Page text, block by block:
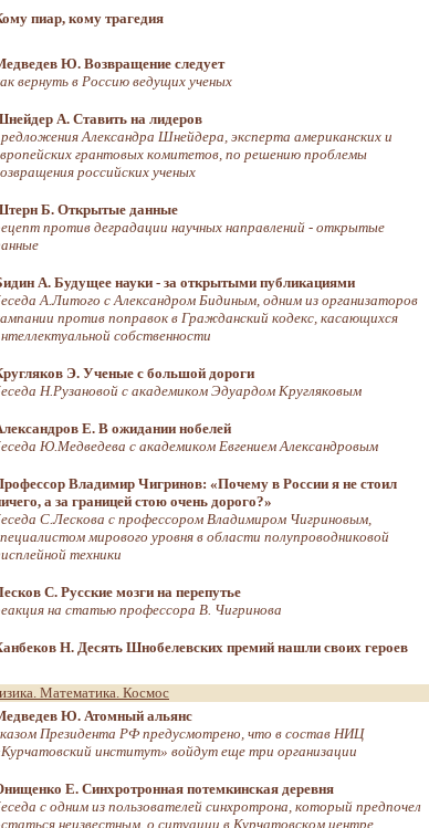
пиар, кому трагедия
Ю. Возвращение следует
вернуть в Россию ведущих ученых
А. Ставить на лидеров
Александра Шнейдера, эксперта американских и
грантовых комитетов, по решению проблемы
российских ученых
Б. Открытые данные
против деградации научных направлений - открытые
А. Будущее науки - за открытыми публикациями
А.Литого с Александром Бидиным, одним из организаторов
против поправок в Гражданский кодекс, касающихся
собственности
Э. Ученые с большой дороги
Н.Рузановой с академиком Эдуардом Кругляковым
Е. В ожидании нобелей
Ю.Медведева с академиком Евгением Александровым
Владимир Чигринов: «Почему в России я не стоил
а за границей стою очень дорого?»
С.Лескова с профессором Владимиром Чигриновым,
мирового уровня в области полупроводниковой
техники
С. Русские мозги на перепутье
на статью профессора В. Чигринова
Н. Десять Шнобелевских премий нашли своих героев
Математика. Космос
Ю. Атомный альянс
Президента РФ предусмотрено, что в состав НИЦ
институт» войдут еще три организации
Е. Синхротронная потемкинская деревня
с одним из пользователей синхротрона, который предпочел
неизвестным, о ситуации в Курчатовском центре